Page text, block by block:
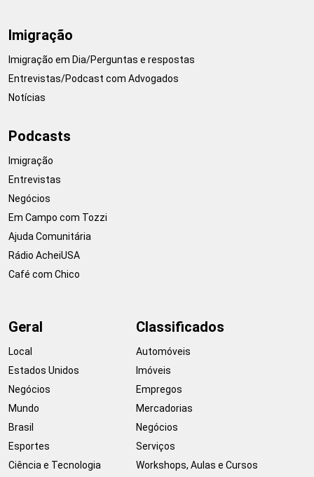
Imigração
Imigração em Dia/Perguntas e respostas
Entrevistas/Podcast com Advogados
Notícias
Podcasts
Imigração
Entrevistas
Negócios
Em Campo com Tozzi
Ajuda Comunitária
Rádio AcheiUSA
Café com Chico
Geral
Local
Estados Unidos
Negócios
Mundo
Brasil
Esportes
Ciência e Tecnologia
Classificados
Automóveis
Imóveis
Empregos
Mercadorias
Negócios
Serviços
Workshops, Aulas e Cursos